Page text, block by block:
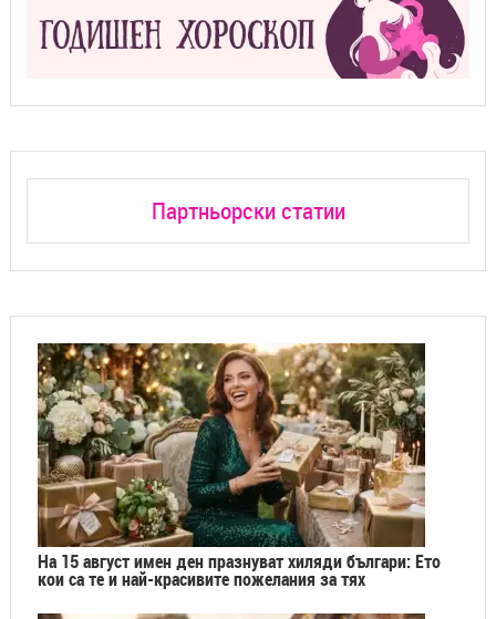
Партньорски статии
На 15 август имен ден празнуват хиляди българи: Ето
кои са те и най-красивите пожелания за тях